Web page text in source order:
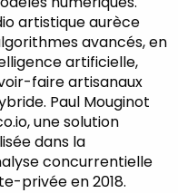
artistique aurèce
avancés, en
artificielle,
faire artisanaux
Paul Mouginot
une solution
dans la
concurrentielle
privée en 2018.